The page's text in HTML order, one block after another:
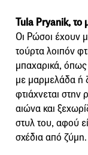
Tula Pryanik, το
Οι Ρώσοι έχουν
τούρτα λοιπόν
μπαχαρικά, όπως
με μαρμελάδα ή
φτιάχνεται
αιώνα και
στυλ του, αφού
σχέδια από ζύμη.